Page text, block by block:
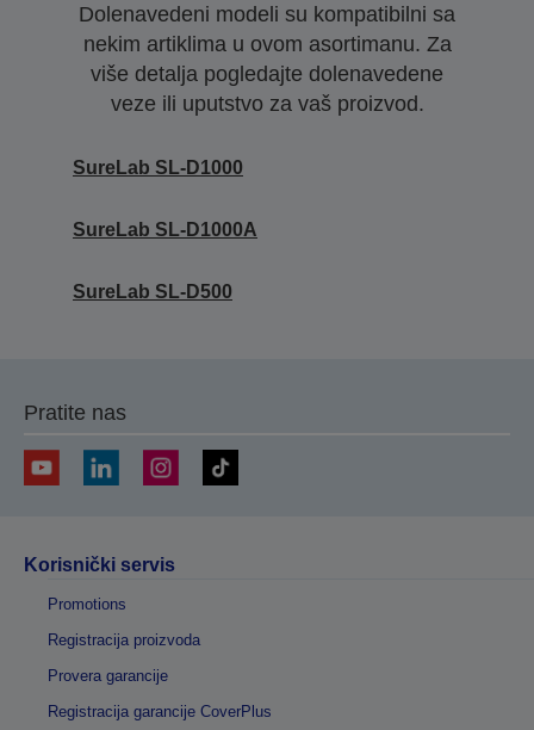
Dolenavedeni modeli su kompatibilni sa
nekim artiklima u ovom asortimanu. Za
više detalja pogledajte dolenavedene
veze ili uputstvo za vaš proizvod.
SureLab SL-D1000
SureLab SL-D1000A
SureLab SL-D500
Pratite nas
Korisnički servis
Promotions
Registracija proizvoda
Provera garancije
Registracija garancije CoverPlus